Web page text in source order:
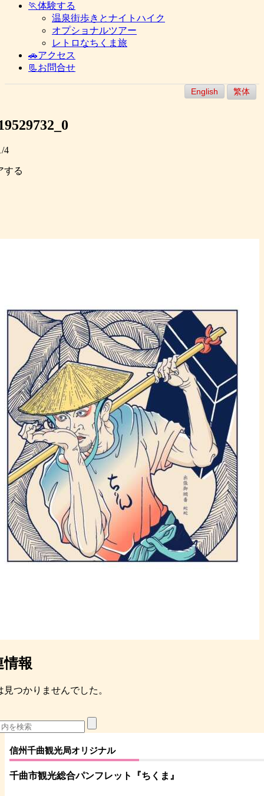
🏃体験する
温泉街歩きとナイトハイク
オプショナルツアー
レトロなちくま旅
🚗アクセス
📃お問合せ
English 繁体
4
する
情報
見つかりませんでした。
信州千曲観光局オリジナル
千曲市観光総合パンフレット 『ちくま 』